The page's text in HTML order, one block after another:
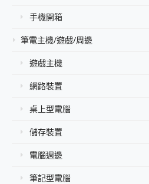
手機開箱
筆電主機/遊戲/周邊
遊戲主機
網路裝置
桌上型電腦
儲存裝置
電腦週邊
筆記型電腦